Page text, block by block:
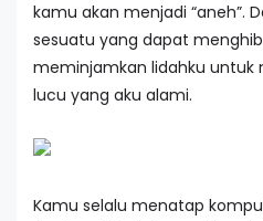
kamu akan menjadi “aneh”.
sesuatu yang dapat
meminjamkan lidahku untuk
lucu yang aku alami.
Kamu selalu menatap